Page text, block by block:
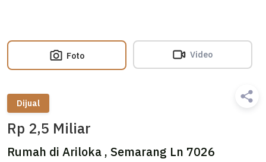
Foto Video
Dijual
Rp 2,5 Miliar
Rumah di Ariloka , Semarang Ln 7026